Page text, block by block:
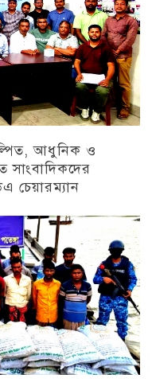
আধুনিক ও
চেয়ারম্যান